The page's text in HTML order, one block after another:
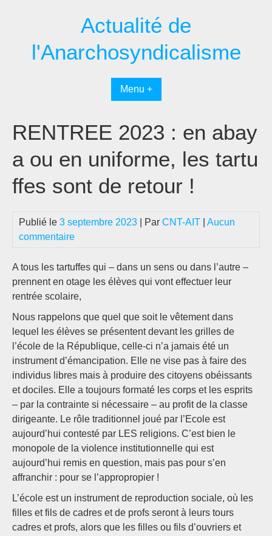
Actualité de
l'Anarchosyndicalisme
Menu +
RENTREE 2023 : en abay
a ou en uniforme, les tartu
ffes sont de retour !
Publié le 3 septembre 2023 | Par CNT-AIT
Aucun
commentaire
A tous les tartuffes qui – dans un sens ou dans l’autre –
prennent en otage les élèves qui vont effectuer leur
rentrée scolaire,
Nous rappelons que quel que soit le vêtement dans
lequel les élèves se présentent devant les grilles de
l’école de la République, celle-ci n’a jamais été un
instrument d’émancipation. Elle ne vise pas à faire des
individus libres mais à produire des citoyens obéissants
et dociles. Elle a toujours formaté les corps et les esprits
– par la contrainte si nécessaire – au profit de la classe
dirigeante. Le rôle traditionnel joué par l’Ecole est
aujourd’hui contesté par LES religions. C’est bien le
monopole de la violence institutionnelle qui est
aujourd’hui remis en question, mais pas pour s’en
affranchir : pour se l’appropropier !
L’école est un instrument de reproduction sociale, où les
filles et fils de cadres et de profs seront à leurs tours
cadres et profs, alors que les filles ou fils d’ouvriers et